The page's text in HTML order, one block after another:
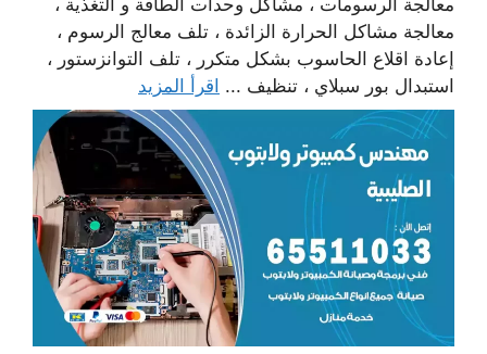
معالجة الرسومات ، مشاكل وحدات الطاقة و التغذية ،
معالجة مشاكل الحرارة الزائدة ، تلف معالج الرسوم ،
إعادة اقلاع الحاسوب بشكل متكرر ، تلف التوانزستور ،
استبدال بور سبلاي ، تنظيف ... اقرأ المزيد